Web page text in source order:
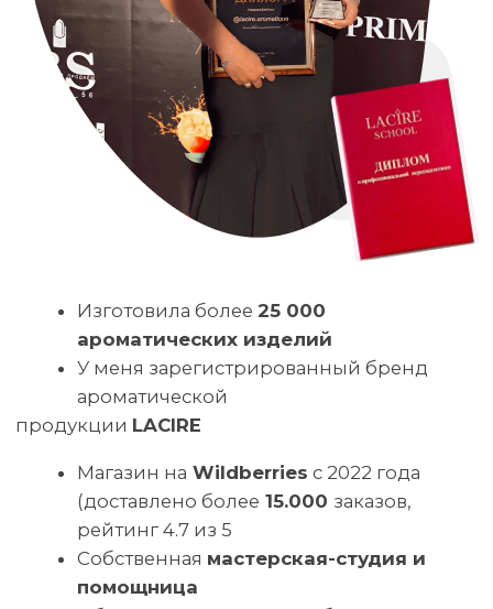
ПРИНЯТЬ УЧАСТИЕ
ВТОРОЙ ПОЛЕЗНЫЙ БОНУС
ГАЙД «ПЕРВЫЕ ШАГИ
К ПОКОРЕНИЮ ПИНТЕРЕСТ:
ОТ РЕГИСТРАЦИИ ДО ЛИЧНОЙ
ВЫ ПОЛУЧИТЕ ПО ИТОГАМ
УЧАСТИЯ В ПРЯМОМ ЭФИРЕ
ЗА УСПЕШНУЮ
РЕГИСТРАЦИЮ ВАМ ПРИДЕТ
ПЕРВЫЙ ПОДАРОК —
СВАДЕБНОГО СЕЗОНА ДЛЯ
ЭТИМ ЛЕТОМ, ПОКА ДРУГИЕ ОТДЫХАЮТ И
СИДЯТ БЕЗ ЗАКАЗОВ
9 АВГУСТА В 10:00
© Школа свечеварения LACIRE.SCHOOL